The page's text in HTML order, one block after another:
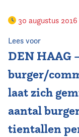
30 augustus 2016
Lees voor
DEN HAAG
burger/
laat zich
aantal
tientallen